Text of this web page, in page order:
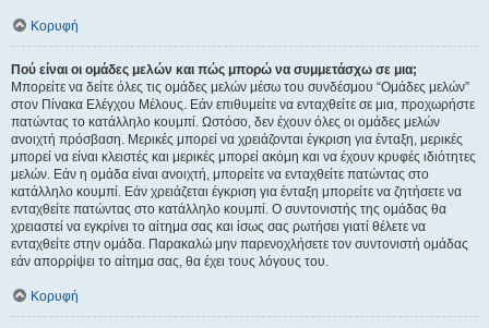
Κορυφή
Πού είναι οι ομάδες μελών και πώς μπορώ να συμμετάσχω σε μια;
Μπορείτε να δείτε όλες τις ομάδες μελών μέσω του συνδέσμου “Ομάδες μελών”
στον Πίνακα Ελέγχου Μέλους. Εάν επιθυμείτε να ενταχθείτε σε μια, προχωρήστε
πατώντας το κατάλληλο κουμπί. Ωστόσο, δεν έχουν όλες οι ομάδες μελών
ανοιχτή πρόσβαση. Μερικές μπορεί να χρειάζονται έγκριση για ένταξη, μερικές
μπορεί να είναι κλειστές και μερικές μπορεί ακόμη και να έχουν κρυφές ιδιότητες
μελών. Εάν η ομάδα είναι ανοιχτή, μπορείτε να ενταχθείτε πατώντας στο
κατάλληλο κουμπί. Εάν χρειάζεται έγκριση για ένταξη μπορείτε να ζητήσετε να
ενταχθείτε πατώντας στο κατάλληλο κουμπί. Ο συντονιστής της ομάδας θα
χρειαστεί να εγκρίνει το αίτημα σας και ίσως σας ρωτήσει γιατί θέλετε να
ενταχθείτε στην ομάδα. Παρακαλώ μην παρενοχλήσετε τον συντονιστή ομάδας
εάν απορρίψει το αίτημα σας, θα έχει τους λόγους του.
Κορυφή